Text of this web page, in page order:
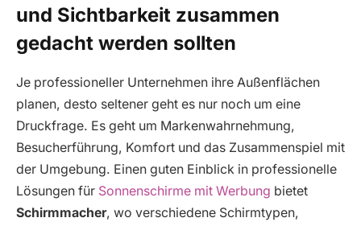
und Sichtbarkeit zusammen
gedacht werden sollten
Je professioneller Unternehmen ihre Außenflächen
planen, desto seltener geht es nur noch um eine
Druckfrage. Es geht um Markenwahrnehmung,
Besucherführung, Komfort und das Zusammenspiel mit
der Umgebung. Einen guten Einblick in professionelle
Lösungen für Sonnenschirme mit Werbung bietet
Schirmmacher, wo verschiedene Schirmtypen,